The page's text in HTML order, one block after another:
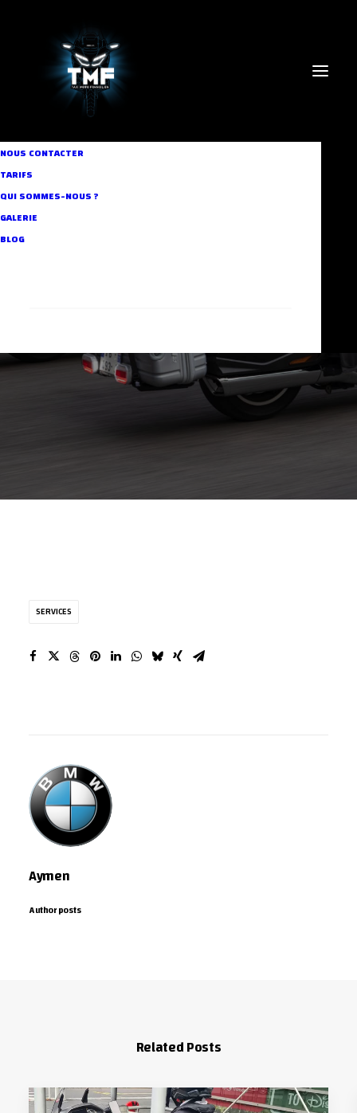
NOUS CONTACTER
TARIFS
QUI SOMMES-NOUS ?
GALERIE
BLOG
InOur Projects
SERVICES
Aymen
Author posts
Related Posts